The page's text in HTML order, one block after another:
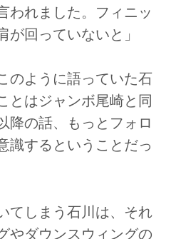
われました。フィニッ
が回っていないと」
のように語っていた石
とはジャンボ尾崎と同
降の話、もっとフォロ
識するということだっ
てしまう石川は、それ
やダウンスウィングの